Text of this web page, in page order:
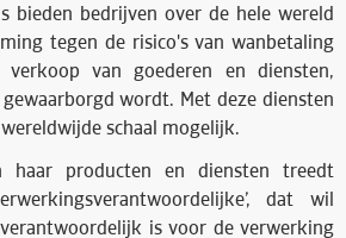
bieden bedrijven over de hele wereld
tegen de risico's van wanbetaling
van goederen en diensten,
wordt. Met deze diensten
schaal mogelijk.
haar producten en diensten treedt
dat wil
is voor de verwerking